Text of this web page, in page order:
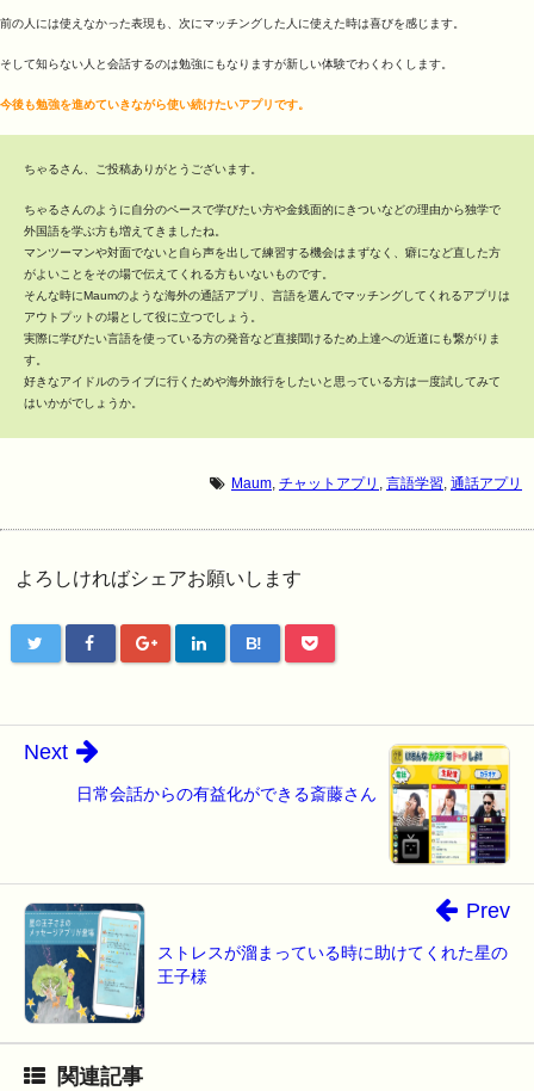
前の人には使えなかった表現も、次にマッチングした人に使えた時は喜びを感じます。
そして知らない人と会話するのは勉強にもなりますが新しい体験でわくわくします。
今後も勉強を進めていきながら使い続けたいアプリです。
ちゃるさん、ご投稿ありがとうございます。
ちゃるさんのように自分のペースで学びたい方や金銭面的にきついなどの理由から独学で
外国語を学ぶ方も増えてきましたね。
マンツーマンや対面でないと自ら声を出して練習する機会はまずなく、癖になど直した方
がよいことをその場で伝えてくれる方もいないものです。
そんな時にMaumのような海外の通話アプリ、言語を選んでマッチングしてくれるアプリは
アウトプットの場として役に立つでしょう。
実際に学びたい言語を使っている方の発音など直接聞けるため上達への近道にも繋がりま
す。
好きなアイドルのライブに行くためや海外旅行をしたいと思っている方は一度試してみて
はいかがでしょうか。
Maum, チャットアプリ , 言語学習, 通話アプリ
よろしければシェアお願いします
B!
日常会話からの有益化ができる斎藤さん
Next
ストレスが溜まっている時に助けてくれた星の
王子様
Prev
関連記事